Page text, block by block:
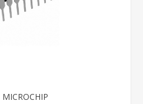
MICROCHIP